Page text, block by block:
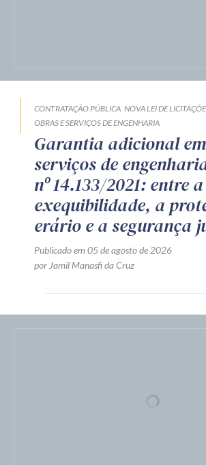
CONTRATAÇÃO PÚBLICA NOVA LEI DE
OBRAS E SERVIÇOS DE ENGENHARIA
Garantia adicional
serviços de
nº 14.133/2021: entre a
exequibilidade, a
erário e a segurança
Publicado em 05 de agosto de 2026
por Jamil Manasfi da Cruz